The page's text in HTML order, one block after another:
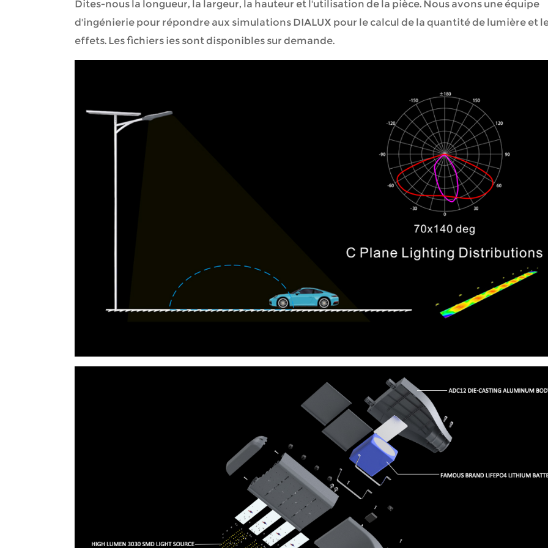
Dites-nous la longueur, la largeur, la hauteur et l'utilisation de la pièce. Nous avons une équipe
d'ingénierie pour répondre aux simulations DIALUX pour le calcul de la quantité de lumière et
effets. Les fichiers ies sont disponibles sur demande.